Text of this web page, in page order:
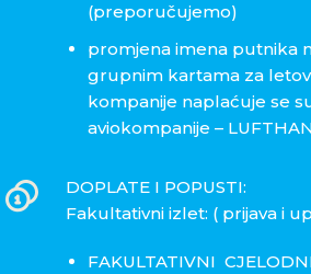
(preporučujemo)
promjena imena putnika
grupnim kartama za
kompanije naplaćuje se
aviokompanije –
DOPLATE I POPUSTI:
Fakultativni izlet: ( prijava i
FAKULTATIVNI